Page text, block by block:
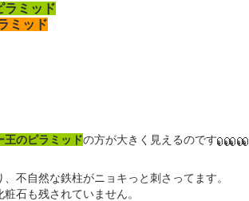
ラミッド
ミッド
王のピラミッドの方が大きく見えるのです
不自然な鉄柱がニョキっと刺さってます。
石も残されていません。